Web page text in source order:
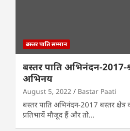
बस्तर पाति सम्मान
बस्तर पाति अभिनंदन-2017-
अभिनय
August 5, 2022 Bastar Paati
बस्तर पाति अभिनंदन-2017 बस्तर क्षेत्र
प्रतिभायें मौजूद हैं और तो…